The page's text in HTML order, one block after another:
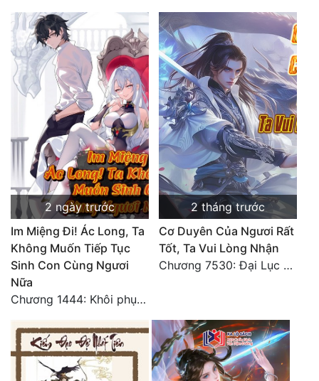
2 ngày trước
Im Miệng Đi! Ác Long, Ta
Không Muốn Tiếp Tục
Sinh Con Cùng Ngươi
Nữa
Chương 1444: Khôi phục quỹ đạo
2 tháng trước
Cơ Duyên Của Ngươi Rất
Tốt, Ta Vui Lòng Nhận
Chương 7530: Đại Lục Khởi Nguyên – Kiến Thành 71